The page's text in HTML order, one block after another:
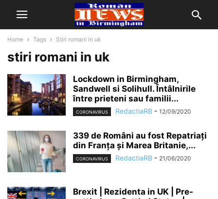
Home Tags Stiri romani in uk
stiri romani in uk
Lockdown in Birmingham,
Sandwell si Solihull. Întâlnirile
între prieteni sau familii...
CORONAVIRUS RedactiaRB - 12/09/2020
339 de Români au fost Repatriați
din Franța și Marea Britanie,...
CORONAVIRUS RedactiaRB - 21/06/2020
Brexit | Rezidenta in UK | Pre-